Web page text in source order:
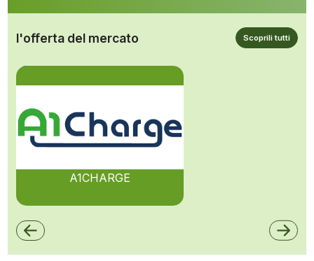
l'offerta del mercato Scoprili tutti
A1CHARGE